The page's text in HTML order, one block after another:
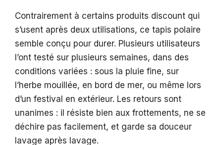
Contrairement à certains produits discount qui
s’usent après deux utilisations, ce tapis polaire
semble conçu pour durer. Plusieurs utilisateurs
l’ont testé sur plusieurs semaines, dans des
conditions variées : sous la pluie fine, sur
l’herbe mouillée, en bord de mer, ou même lors
d’un festival en extérieur. Les retours sont
unanimes : il résiste bien aux frottements, ne se
déchire pas facilement, et garde sa douceur
lavage après lavage.